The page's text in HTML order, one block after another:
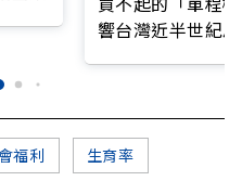
響台灣近半世紀
福利 生育率